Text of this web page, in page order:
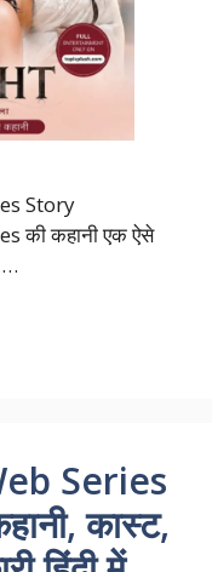
Story
की कहानी एक ऐसे
…
Series
कास्ट,